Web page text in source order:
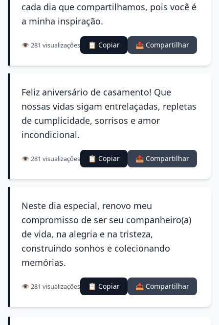
cada dia que compartilhamos, pois você é
a minha inspiração.
👁️ 281 visualizações 📋 Copiar 📤 Compartilhar
Feliz aniversário de casamento! Que
nossas vidas sigam entrelaçadas, repletas
de cumplicidade, sorrisos e amor
incondicional.
👁️ 281 visualizações 📋 Copiar 📤 Compartilhar
Neste dia especial, renovo meu
compromisso de ser seu companheiro(a)
de vida, na alegria e na tristeza,
construindo sonhos e colecionando
memórias.
👁️ 281 visualizações 📋 Copiar 📤 Compartilhar